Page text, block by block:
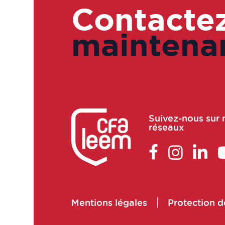
Assureur qualité
opérationnelle / système
Attaché de recherche
Auditeur préleveur
Auditeur QSE
Auditeur qualité
BIO-STATISTICIEN
Suivez-nous sur
réseaux
Mentions légales Protection